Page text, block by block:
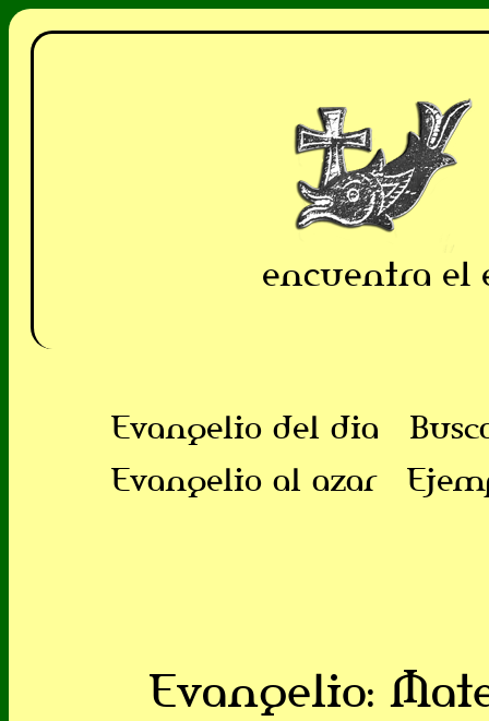
encuentra el
Evangelio del dia
Evangelio al azar
Evangelio: